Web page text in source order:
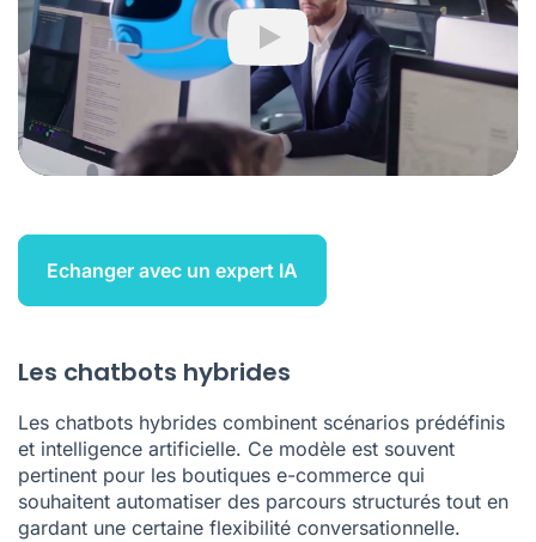
Play
Echanger avec un expert IA
Les chatbots hybrides
Les chatbots hybrides combinent scénarios prédéfinis
et intelligence artificielle. Ce modèle est souvent
pertinent pour les boutiques e-commerce qui
souhaitent automatiser des parcours structurés tout en
gardant une certaine flexibilité conversationnelle.